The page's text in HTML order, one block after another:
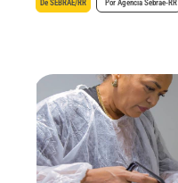
De SEBRAE/RR Por Agência Sebrae-RR